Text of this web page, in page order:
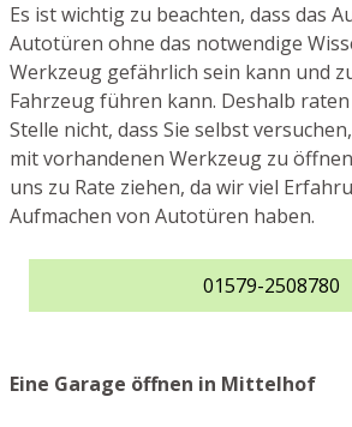
Es ist wichtig zu beachten, dass das
Autotüren ohne das notwendige
Werkzeug gefährlich sein kann und
Fahrzeug führen kann. Deshalb
Stelle nicht, dass Sie selbst
mit vorhandenen Werkzeug zu
uns zu Rate ziehen, da wir viel
Aufmachen von Autotüren haben.
01579-2508780
Eine Garage öffnen in Mittelhof